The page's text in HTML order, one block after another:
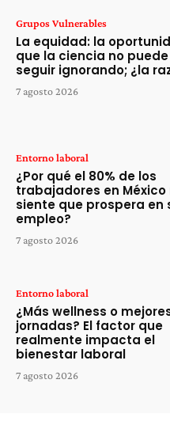
Grupos Vulnerables
La equidad: la
que la ciencia no puede
seguir ignorando; ¿la
7 agosto 2026
Entorno laboral
¿Por qué el 80% de los
trabajadores en México
siente que prospera en
empleo?
7 agosto 2026
Entorno laboral
¿Más wellness o
jornadas? El factor que
realmente impacta el
bienestar laboral
7 agosto 2026